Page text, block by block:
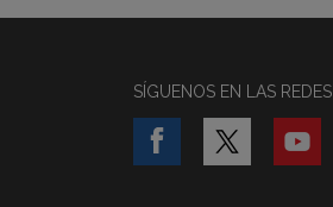
SÍGUENOS EN LAS REDES